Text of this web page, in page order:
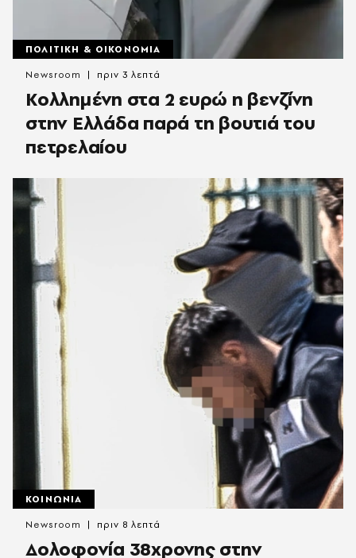
ΠΟΛΙΤΙΚΗ & ΟΙΚΟΝΟΜΙΑ
Κολλημένη στα 2 ευρώ η βενζίνη
στην Ελλάδα παρά τη βουτιά του
πετρελαίου
Newsroom πριν 3 λεπτά
ΚΟΙΝΩΝΙΑ
Δολοφονία 38χρονης στην
Newsroom πριν 8 λεπτά